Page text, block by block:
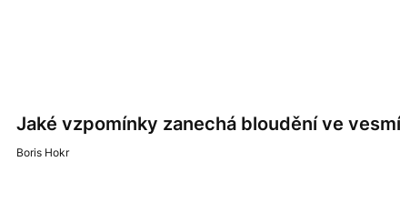
Jaké vzpomínky zanechá bloudění ve
Boris Hokr